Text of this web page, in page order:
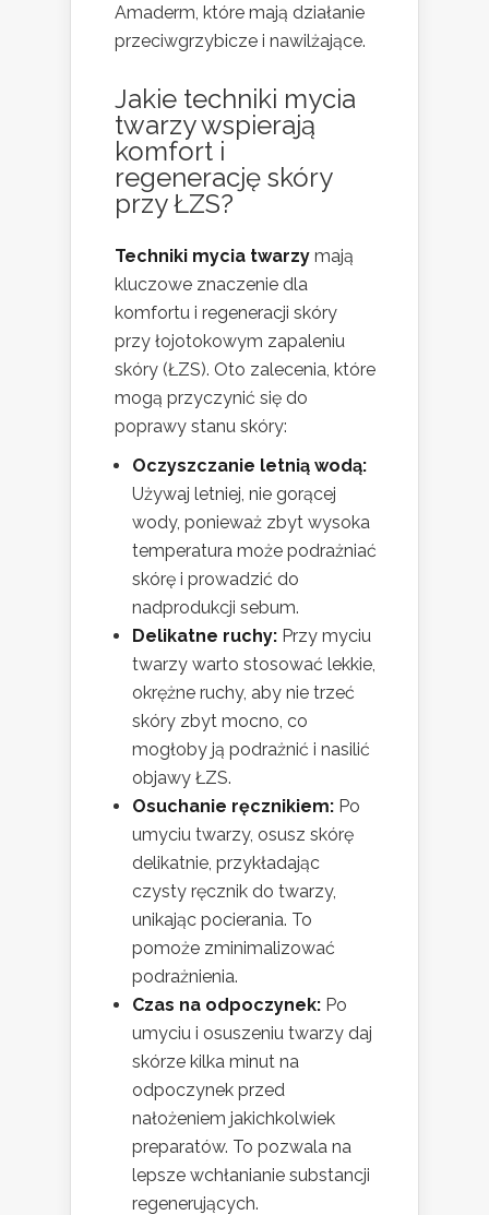
Amaderm, które mają działanie
przeciwgrzybicze i nawilżające.
Jakie techniki mycia
twarzy wspierają
komfort i
regenerację skóry
przy ŁZS?
Techniki mycia twarzy mają
kluczowe znaczenie dla
komfortu i regeneracji skóry
przy łojotokowym zapaleniu
skóry (ŁZS). Oto zalecenia, które
mogą przyczynić się do
poprawy stanu skóry:
Oczyszczanie letnią wodą:
Używaj letniej, nie gorącej
wody, ponieważ zbyt wysoka
temperatura może podrażniać
skórę i prowadzić do
nadprodukcji sebum.
Delikatne ruchy: Przy myciu
twarzy warto stosować lekkie,
okrężne ruchy, aby nie trzeć
skóry zbyt mocno, co
mogłoby ją podrażnić i nasilić
objawy ŁZS.
Osuchanie ręcznikiem: Po
umyciu twarzy, osusz skórę
delikatnie, przykładając
czysty ręcznik do twarzy,
unikając pocierania. To
pomoże zminimalizować
podrażnienia.
Czas na odpoczynek: Po
umyciu i osuszeniu twarzy daj
skórze kilka minut na
odpoczynek przed
nałożeniem jakichkolwiek
preparatów. To pozwala na
lepsze wchłanianie substancji
regenerujących.